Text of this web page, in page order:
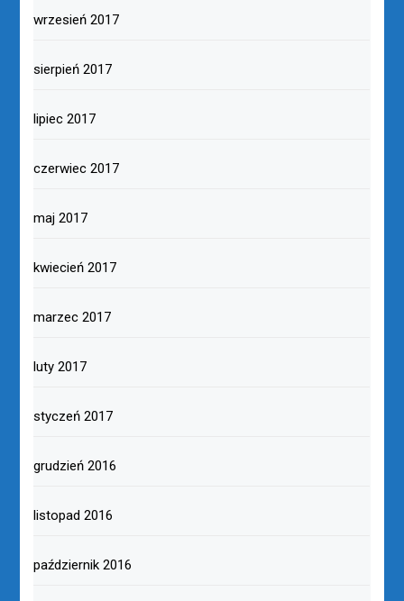
wrzesień 2017
sierpień 2017
lipiec 2017
czerwiec 2017
maj 2017
kwiecień 2017
marzec 2017
luty 2017
styczeń 2017
grudzień 2016
listopad 2016
październik 2016